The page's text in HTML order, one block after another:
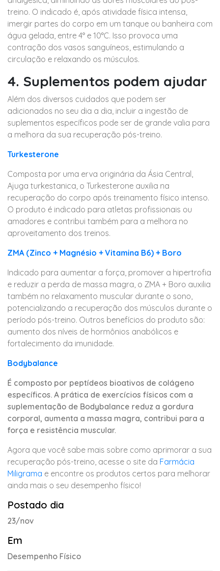
Postado dia
23/nov
Em
Desempenho Físico
treino. O indicado é, após atividade física intensa,
imergir partes do corpo em um tanque ou banheira com
água gelada, entre 4° e 10°C. Isso provoca uma
contração dos vasos sanguíneos, estimulando a
circulação e relaxando os músculos.
4. Suplementos podem ajudar
Além dos diversos cuidados que podem ser
adicionados no seu dia a dia, incluir a ingestão de
suplementos específicos pode ser de grande valia para
a melhora da sua recuperação pós-treino.
Turkesterone
Composta por uma erva originária da Ásia Central,
Ajuga turkestanica, o Turkesterone auxilia na
recuperação do corpo após treinamento físico intenso.
O produto é indicado para atletas profissionais ou
amadores e contribui também para a melhora no
aproveitamento dos treinos.
ZMA (Zinco + Magnésio + Vitamina B6) + Boro
Indicado para aumentar a força, promover a hipertrofia
e reduzir a perda de massa magra, o ZMA + Boro auxilia
também no relaxamento muscular durante o sono,
potencializando a recuperação dos músculos durante o
período pós-treino. Outros benefícios do produto são:
aumento dos níveis de hormônios anabólicos e
fortalecimento da imunidade.
Bodybalance
É composto por peptídeos bioativos de colágeno
específicos. A prática de exercícios físicos com a
suplementação de Bodybalance reduz a gordura
corporal, aumenta a massa magra, contribui para a
força e resistência muscular.
Agora que você sabe mais sobre como aprimorar a sua
recuperação pós-treino, acesse o site da Farmácia
Miligrama e encontre os produtos certos para melhorar
ainda mais o seu desempenho físico!